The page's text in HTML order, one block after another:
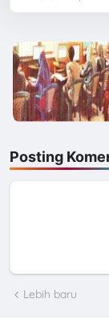
Posting
Lebih baru